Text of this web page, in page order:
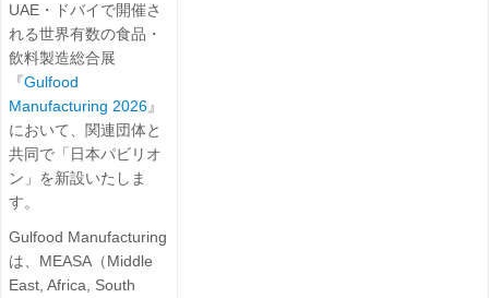
UAE・ドバイで開催さ
れる世界有数の食品・
飲料製造総合展
『Gulfood
Manufacturing 2026』
において、関連団体と
共同で「日本パビリオ
ン」を新設いたしま
す。
Gulfood Manufacturing
は、MEASA（Middle
East, Africa, South